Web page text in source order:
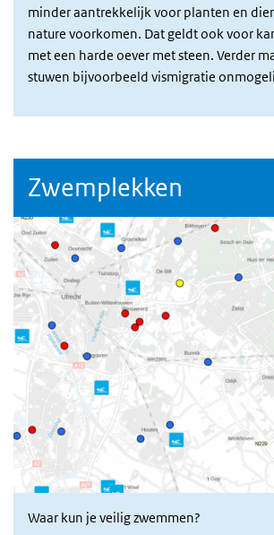
minder aantrekkelijk voor planten en
nature voorkomen. Dat geldt ook voor
met een harde oever met steen. Verder
stuwen bijvoorbeeld vismigratie
Zwemplekken
Waar kun je veilig zwemmen?